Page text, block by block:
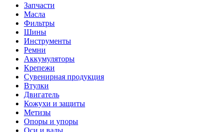
Запчасти
Масла
Фильтры
Шины
Инструменты
Ремни
Аккумуляторы
Крепежи
Сувенирная продукция
Втулки
Двигатель
Кожухи и защиты
Метизы
Опоры и упоры
Оси и валы